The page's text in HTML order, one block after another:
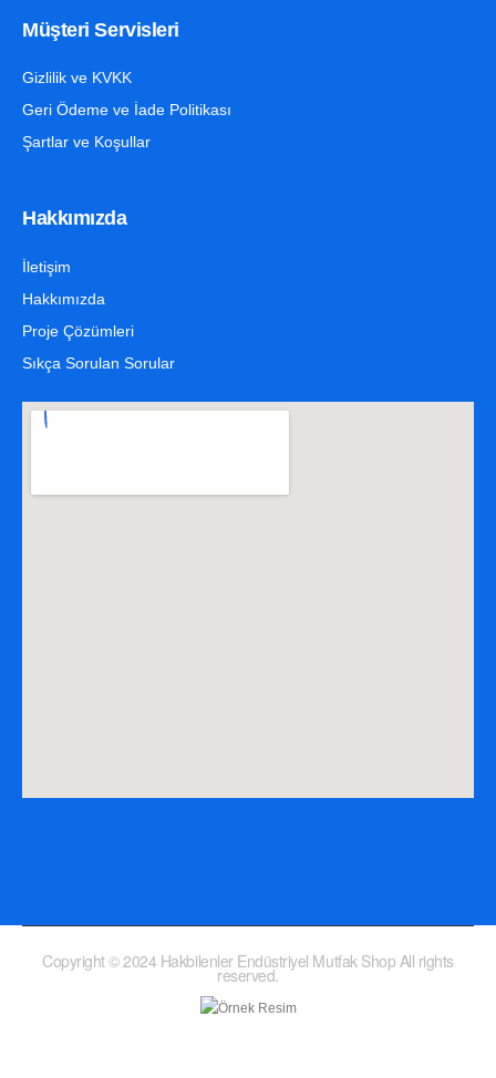
Müşteri Servisleri
Gizlilik ve KVKK
Geri Ödeme ve İade Politikası
Şartlar ve Koşullar
Hakkımızda
İletişim
Hakkımızda
Proje Çözümleri
Sıkça Sorulan Sorular
Copyright © 2024 Hakbilenler Endüstriyel Mutfak Shop All rights
reserved.